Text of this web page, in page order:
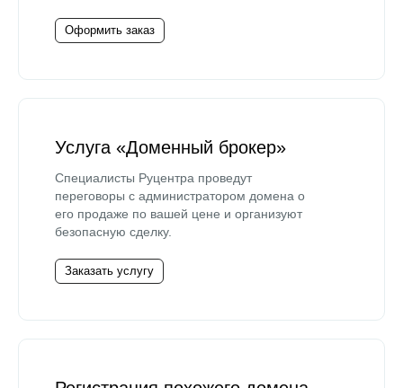
Оформить заказ
Услуга «Доменный брокер»
Специалисты Руцентра проведут
переговоры с администратором домена о
его продаже по вашей цене и организуют
безопасную сделку.
Заказать услугу